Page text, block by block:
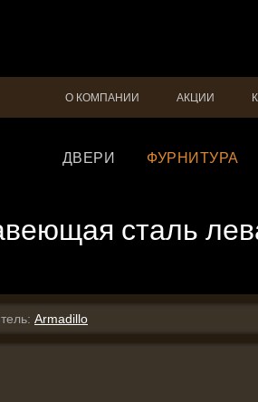
О КОМПАНИИ АКЦИИ
ДВЕРИ ФУРНИТУРА
сталь
Armadillo